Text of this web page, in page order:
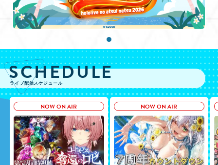
SCHEDULE
ライブ配信スケジュール
NOW ON AIR NOW ON AIR